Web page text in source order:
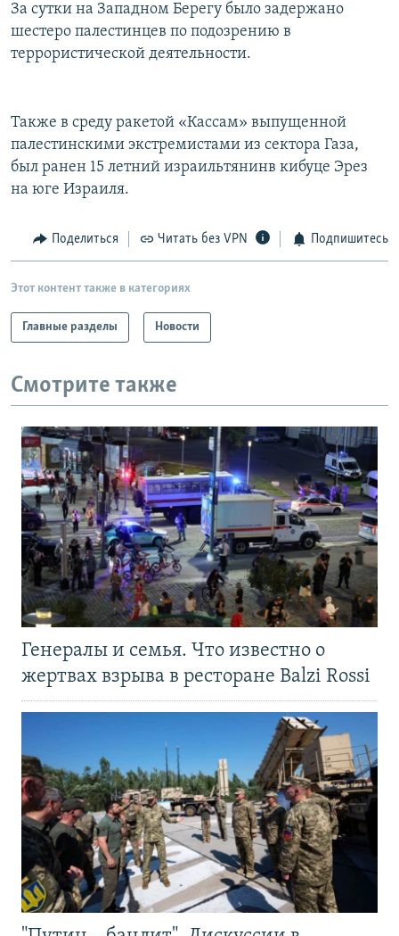
За сутки на Западном Берегу было задержано
шестеро палестинцев по подозрению в
террористической деятельности.
Также в среду ракетой «Кассам» выпущенной
палестинскими экстремистами из сектора Газа,
был ранен 15 летний израильтянинв кибуце Эрез
на юге Израиля.
Поделиться Читать без VPN Подпишитесь
Этот контент также в категориях
Главные разделы Новости
Смотрите также
Генералы и семья. Что известно о
жертвах взрыва в ресторане Balzi Rossi